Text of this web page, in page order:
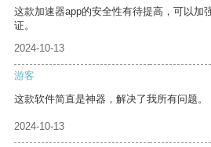
这款加速器app的安全性有待提高，可以加
证。
2024-10-13
游客
这款软件简直是神器，解决了我所有问题。
2024-10-13